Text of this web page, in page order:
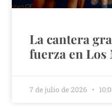
La cantera
fuerza en Los
7 de julio de 2026